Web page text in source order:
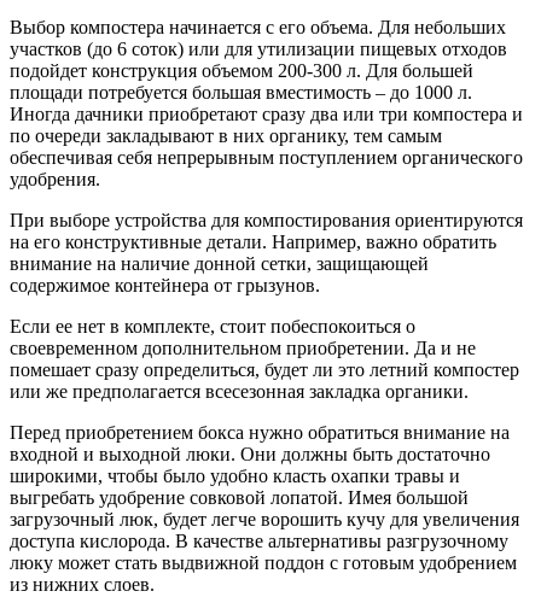
Выбор компостера начинается с его объема. Для небольших
участков (до 6 соток) или для утилизации пищевых отходов
подойдет конструкция объемом 200-300 л. Для большей
площади потребуется большая вместимость – до 1000 л.
Иногда дачники приобретают сразу два или три компостера и
по очереди закладывают в них органику, тем самым
обеспечивая себя непрерывным поступлением органического
удобрения.
При выборе устройства для компостирования ориентируются
на его конструктивные детали. Например, важно обратить
внимание на наличие донной сетки, защищающей
содержимое контейнера от грызунов.
Если ее нет в комплекте, стоит побеспокоиться о
своевременном дополнительном приобретении. Да и не
помешает сразу определиться, будет ли это летний компостер
или же предполагается всесезонная закладка органики.
Перед приобретением бокса нужно обратиться внимание на
входной и выходной люки. Они должны быть достаточно
широкими, чтобы было удобно класть охапки травы и
выгребать удобрение совковой лопатой. Имея большой
загрузочный люк, будет легче ворошить кучу для увеличения
доступа кислорода. В качестве альтернативы разгрузочному
люку может стать выдвижной поддон с готовым удобрением
из нижних слоев.